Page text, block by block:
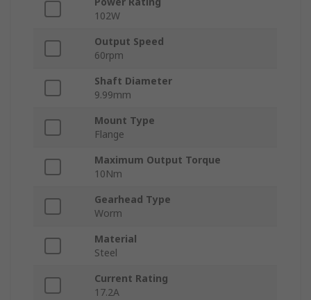
102W
Output Speed
60rpm
Shaft Diameter
9.99mm
Mount Type
Flange
Maximum Output Torque
10Nm
Gearhead Type
Worm
Material
Steel
Current Rating
17.2A